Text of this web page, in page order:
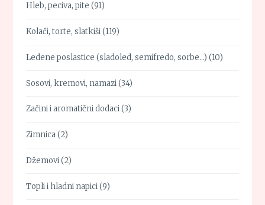
Hleb, peciva, pite (91)
Kolači, torte, slatkiši(119)
Ledene poslastice (sladoled, semifredo, sorbe…) (10)
Sosovi, kremovi, namazi(34)
Začini i aromatični dodaci(3)
Zimnica(2)
Džemovi(2)
Topli i hladni napici(9)